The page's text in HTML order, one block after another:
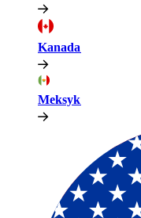
Kanada​​
Meksyk​​